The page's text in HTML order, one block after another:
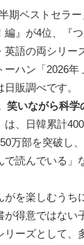
期ベストセラ
編』が4位、『
語の両シリー
ハン「2026年
販調べです。
笑いながら科学
は、日韓累計
万部を突破し
で読んでいる
がを楽しむう
が得意ではな
ーズとして、